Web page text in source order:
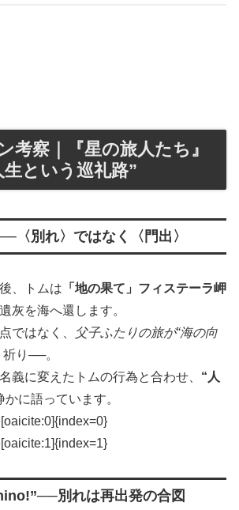
考察｜『星の旅人たち』
という巡礼路”
〈別れ〉ではなく〈門出〉
、トムは 「地の果て」フィステーラ岬
灰を海へ還します。
ではなく、
父子ふたりの旅が“海の向
り──。
義に変えたトムの行為と合わせ、 “人
かに語っています。
別れは再出発の合図